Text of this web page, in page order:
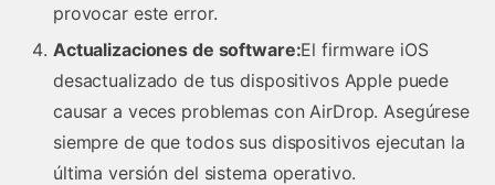
provocar este error.
Actualizaciones de software:El firmware iOS
desactualizado de tus dispositivos Apple puede
causar a veces problemas con AirDrop. Asegúrese
siempre de que todos sus dispositivos ejecutan la
última versión del sistema operativo.